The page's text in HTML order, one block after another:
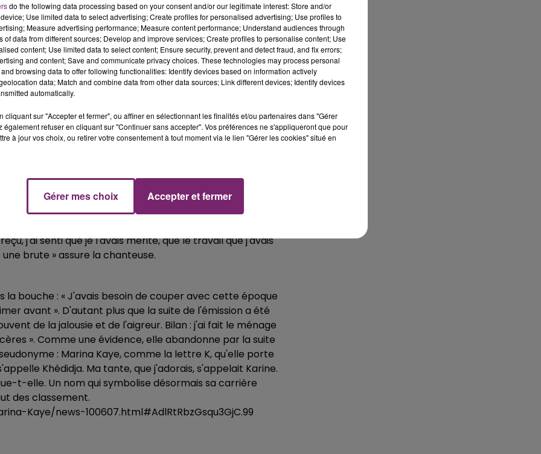
et Cindy. « Leur regard m'étais indispensable pour
chanteuse. Son père ? Elle l'évoque à peine, furtive,
Avec lui, j'ai fait douze ans de karaté. Aujourd'hui
peux me défendre » se contente-elle de raconter. La
sa mère Nadège, d'origine kabyle. « J'avais tellement
à elle. Si elle s'éloignait, j'en perdais la parole » se
qu'elle s'est mise à chanter, vers ses 10 ans. Sa mère
de sa fille.
Elle développe son imagination, étanche sa soif
est Eminem. « Il crachait ses textes avec une
de classe qui l'inscrit au casting de l'émission
chanter. « Pendant tout le concours, je n'ai jamais
j'ai senti que je l'avais mérité, que le travail que j'avais
brute » assure la chanteuse.
bouche : « J'avais besoin de couper avec cette époque
avant ». D'autant plus que la suite de l'émission a été
de la jalousie et de l'aigreur. Bilan : j'ai fait le ménage
». Comme une évidence, elle abandonne par la suite
: Marina Kaye, comme la lettre K, qu'elle porte
Khédidja. Ma tante, que j'adorais, s'appelait Karine.
t-elle. Un nom qui symbolise désormais sa carrière
des classement.
Kaye/news-100607.html#AdlRtRbzGsqu3GjC.99
do the following data processing based on your consent and/or our legitimate interest: Store and/or
Use limited data to select advertising; Create profiles for personalised advertising; Use profiles to
Measure advertising performance; Measure content performance; Understand audiences through
of data from different sources; Develop and improve services; Create profiles to personalise content; Use
content; Use limited data to select content; Ensure security, prevent and detect fraud, and fix errors;
and content; Save and communicate privacy choices. These technologies may process personal
browsing data to offer following functionalities: Identify devices based on information actively
data; Match and combine data from other data sources; Link different devices; Identify devices
automatically.
cliquant sur "Accepter et fermer", ou affiner en sélectionnant les finalités et/ou partenaires dans "Gérer
également refuser en cliquant sur "Continuer sans accepter". Vos préférences ne s'appliqueront que pour
à jour vos choix, ou retirer votre consentement à tout moment via le lien "Gérer les cookies" situé en
Gérer mes choix Accepter et fermer